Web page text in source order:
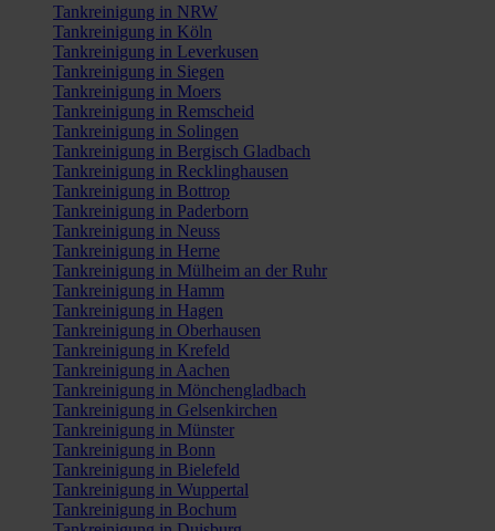
Tankreinigung in NRW
Tankreinigung in Köln
Tankreinigung in Leverkusen
Tankreinigung in Siegen
Tankreinigung in Moers
Tankreinigung in Remscheid
Tankreinigung in Solingen
Tankreinigung in Bergisch Gladbach
Tankreinigung in Recklinghausen
Tankreinigung in Bottrop
Tankreinigung in Paderborn
Tankreinigung in Neuss
Tankreinigung in Herne
Tankreinigung in Mülheim an der Ruhr
Tankreinigung in Hamm
Tankreinigung in Hagen
Tankreinigung in Oberhausen
Tankreinigung in Krefeld
Tankreinigung in Aachen
Tankreinigung in Mönchengladbach
Tankreinigung in Gelsenkirchen
Tankreinigung in Münster
Tankreinigung in Bonn
Tankreinigung in Bielefeld
Tankreinigung in Wuppertal
Tankreinigung in Bochum